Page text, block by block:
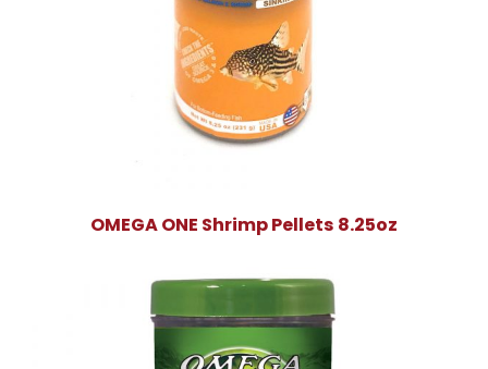
OMEGA ONE Shrimp Pellets 8.25oz